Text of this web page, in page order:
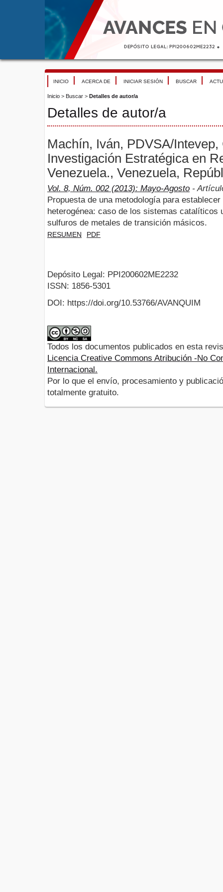
INICIO ACERCA DE INICIAR SESIÓN BUSCAR
Inicio > Buscar > Detalles de autor/a
Detalles de autor/a
Machín, Iván, PDVSA/Intevep,
Investigación Estratégica en
Venezuela., Venezuela,
Vol. 8, Núm. 002 (2013): Mayo-Agosto -
Propuesta de una metodología para
heterogénea: caso de los sistemas catalíticos
sulfuros de metales de transición másicos.
RESUMEN PDF
Depósito Legal: PPI200602ME2232
ISSN: 1856-5301
DOI: https://doi.org/10.53766/AVANQUIM
Todos los documentos publicados en esta
Licencia Creative Commons Atribución -No
Internacional.
Por lo que el envío, procesamiento y
totalmente gratuito.